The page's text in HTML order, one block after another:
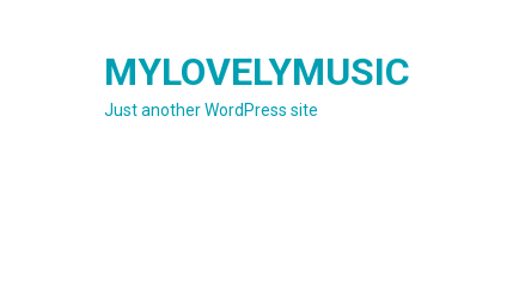
MYLOVELYMUSIC
Just another WordPress site